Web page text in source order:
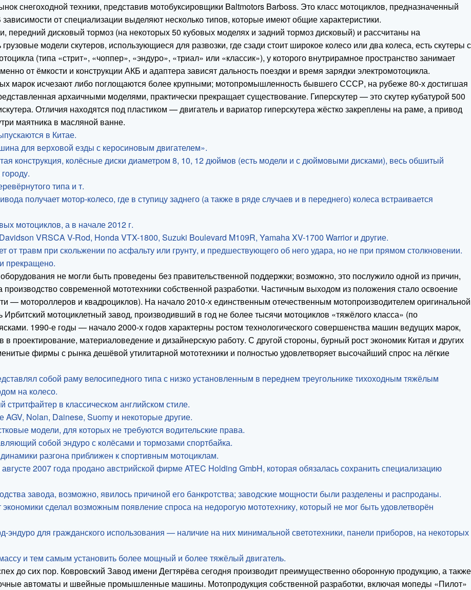
снегоходной техники, представив мотобуксировщики Baltmotors Barboss. Это класс мотоциклов, предназначенный
от специализации выделяют несколько типов, которые имеют общие характеристики.
передний дисковый тормоз (на некоторых 50 кубовых моделях и задний тормоз дисковый) и рассчитаны на
модели скутеров, использующиеся для развозки, где сзади стоит широкое колесо или два колеса, есть скутеры с
(типа «стрит», «чоппер», «эндуро», «триал» или «классик»), у которого внутрирамное пространство занимает
от ёмкости и конструкции АКБ и адаптера зависят дальность поездки и время зарядки электромотоцикла.
марок исчезают либо поглощаются более крупными; мотопромышленность бывшего СССР, на рубеже 80-х достигшая
архаичными моделями, практически прекращает существование. Гиперскутер — это скутер кубатурой 500
Отличия находятся под пластиком — двигатель и вариатор гиперскутера жёстко закреплены на раме, а привод
маятника в масляной ванне.
в Китае.
для верховой езды с керосиновым двигателем».
конструкция, колёсные диски диаметром 8, 10, 12 дюймов (есть модели и с дюймовыми дисками), весь обшитый
типа и т.
получает мотор-колесо, где в ступицу заднего (а также в ряде случаев и в переднего) колеса встраивается
мотоциклов, а в начале 2012 г.
VRSCA V-Rod, Honda VTX-1800, Suzuki Boulevard M109R, Yamaha XV-1700 Warrior и другие.
от травм при скольжении по асфальту или грунту, и предшествующего об него удара, но не при прямом столкновении.
прекращено.
не могли быть проведены без правительственной поддержки; возможно, это послужило одной из причин,
современной мототехники собственной разработки. Частичным выходом из положения стало освоение
— мотороллеров и квадроциклов). На начало 2010-х единственным отечественным мотопроизводителем оригинальной
мотоциклетный завод, производивший в год не более тысячи мотоциклов «тяжёлого класса» (по
1990-е годы — начало 2000-х годов характерны ростом технологического совершенства машин ведущих марок,
материаловедение и дизайнерскую работу. С другой стороны, бурный рост экономик Китая и других
фирмы с рынка дешёвой утилитарной мототехники и полностью удовлетворяет высочайший спрос на лёгкие
собой раму велосипедного типа с низко установленным в переднем треугольнике тихоходным тяжёлым
на колесо.
в классическом английском стиле.
Nolan, Dainese, Suomy и некоторые другие.
модели, для которых не требуются водительские права.
собой эндуро с колёсами и тормозами спортбайка.
разгона приближен к спортивным мотоциклам.
2007 года продано австрийской фирме ATEC Holding GmbH, которая обязалась сохранить специализацию
завода, возможно, явилось причиной его банкротства; заводские мощности были разделены и распроданы.
сделал возможным появление спроса на недорогую мототехнику, который не мог быть удовлетворён
для гражданского использования — наличие на них минимальной светотехники, панели приборов, на некоторых
и тем самым установить более мощный и более тяжёлый двигатель.
до сих пор. Ковровский Завод имени Дегтярёва сегодня производит преимущественно оборонную продукцию, а также
автоматы и швейные промышленные машины. Мотопродукция собственной разработки, включая мопеды «Пилот»